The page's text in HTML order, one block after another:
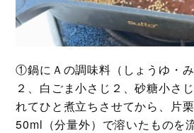
①鍋にＡの調味料（しょうゆ・
２、白ごま小さじ２、砂糖小さ
れてひと煮立ちさせてから、片
50ml（分量外）で溶いたものを